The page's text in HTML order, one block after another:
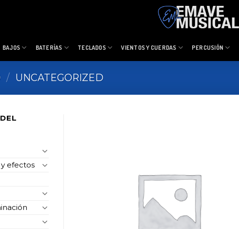
BAJOS BATERÍAS TECLADOS VIENTOS Y CUERDAS PERCUSIÓN
/ UNCATEGORIZED
efectos